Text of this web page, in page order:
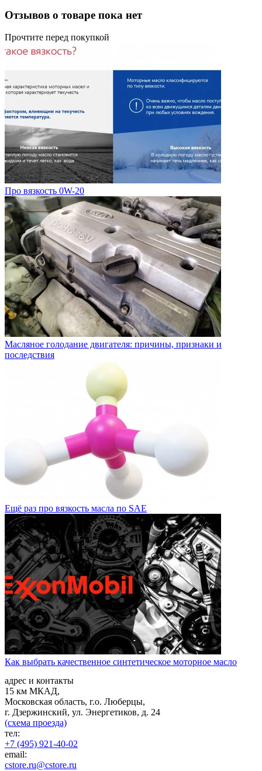
Отзывов о товаре пока нет
Прочтите перед покупкой
Про вязкость 0W-20
Масляное голодание двигателя: причины, признаки и
последствия
Ещё раз про вязкость масла по SAE
Как выбрать качественное синтетическое моторное масло
адрес и контакты
15 км МКАД,
Московская область, г.о. Люберцы,
г. Дзержинский, ул. Энергетиков, д. 24
(схема проезда)
тел:
+7 (495) 921-40-02
email:
cstore.ru@cstore.ru